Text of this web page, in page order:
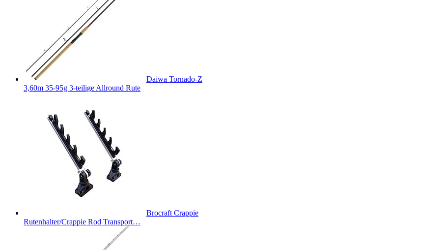
Daiwa Tornado-Z
3,60m 35-95g 3-teilige Allround Rute
Brocraft Crappie
Rutenhalter/Crappie Rod Transport…